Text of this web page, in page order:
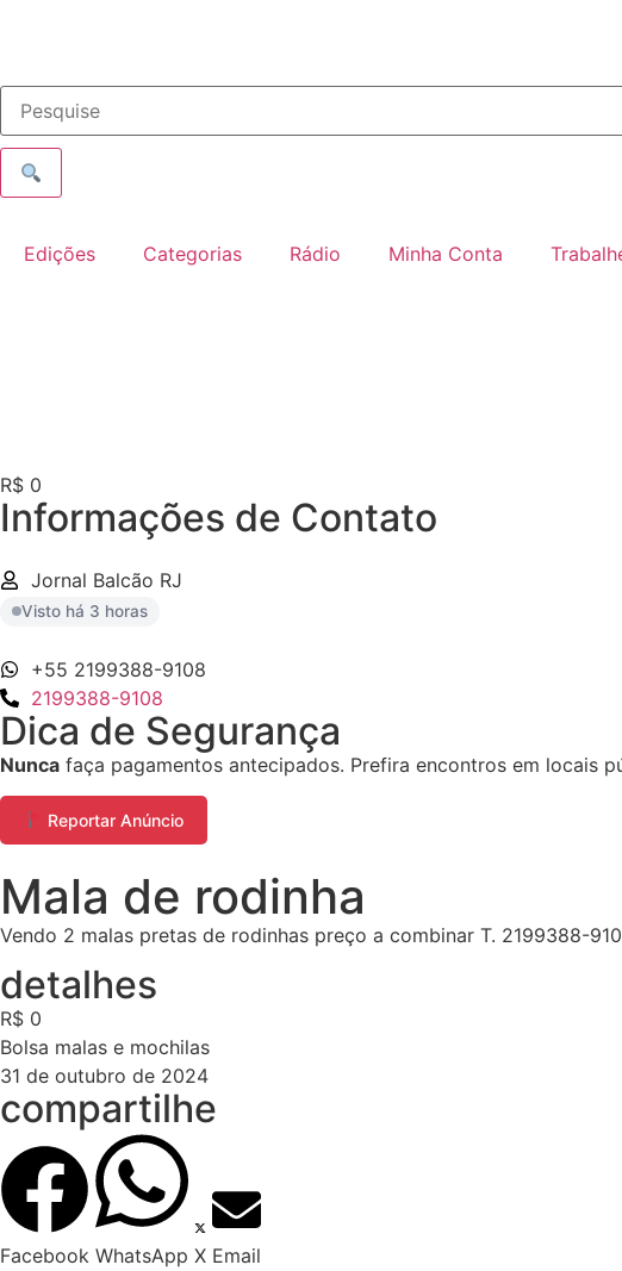
Edições Categorias Rádio Minha Conta
R$ 0
Informações de Contato
Jornal Balcão RJ
Visto há 3 horas
+55 2199388-9108
2199388-9108
Dica de Segurança
Nunca faça pagamentos antecipados. Prefira encontros em locais
Reportar Anúncio
Mala de rodinha
Vendo 2 malas pretas de rodinhas preço a combinar T. 2199388-
detalhes
R$ 0
Bolsa malas e mochilas
31 de outubro de 2024
compartilhe
Facebook WhatsApp X Email